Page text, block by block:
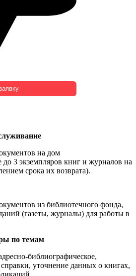
на дом
3 экземпляров книг и журналов на
срока их возврата).
из библиотечного фонда,
(газеты, журналы) для работы в
по темам
библиографическое,
уточнение данных о книгах,